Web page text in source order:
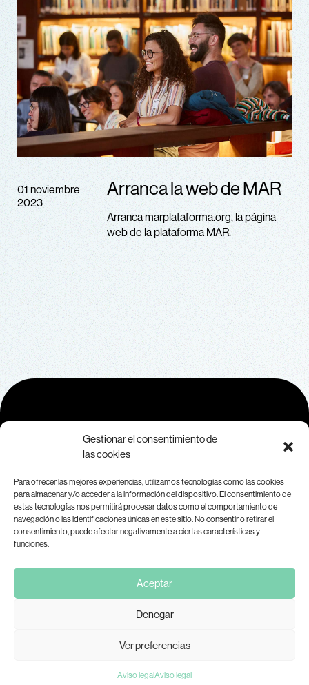
Gestionar el consentimiento de
las cookies
Para ofrecer las mejores experiencias, utilizamos tecnologías como las cookies
para almacenar y/o acceder a la información del dispositivo. El consentimiento de
estas tecnologías nos permitirá procesar datos como el comportamiento de
navegación o las identificaciones únicas en este sitio. No consentir o retirar el
consentimiento, puede afectar negativamente a ciertas características y
funciones.
Aceptar
Denegar
Ver preferencias
Aviso legalAviso legal
01 noviembre
2023
Arranca la web de MAR
Arranca marplataforma.org, la página
web de la plataforma MAR.
Contacto
través deinfo@marplataforma.org.
Aviso legal